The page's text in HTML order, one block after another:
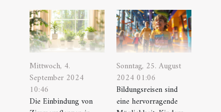
Mittwoch, 4.
September 2024
10:46
Die Einbindung von
Sonntag, 25. August
2024 01:06
Bildungsreisen sind
eine hervorragende